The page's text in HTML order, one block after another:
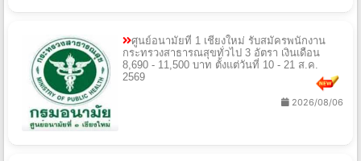
ศูนย์อนามัยที่ 1 เชียงใหม่ รับสมัครพนักงาน
กระทรวงสาธารณสุขทั่วไป 3 อัตรา เงินเดือน
8,690 - 11,500 บาท ตั้งแต่วันที่ 10 - 21 ส.ค.
2569
2026/08/06